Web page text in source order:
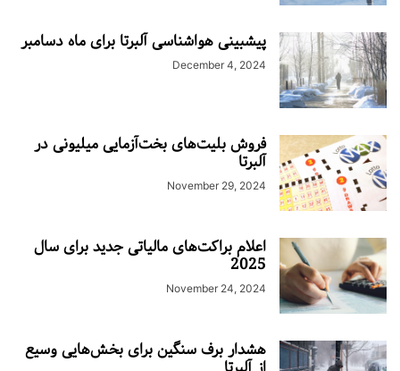
پیشبینی هواشناسی آلبرتا برای ماه دسامبر
December 4, 2024
فروش بلیت‌های بخت‌آزمایی میلیونی در
آلبرتا
November 29, 2024
اعلام براکت‌های مالیاتی جدید برای سال
2025
November 24, 2024
هشدار برف سنگین برای بخش‌هایی وسیع